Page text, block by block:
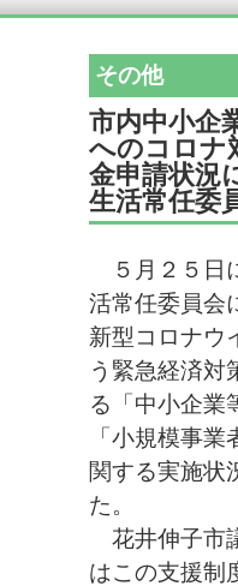
その他
市内中小企
へのコロナ
金申請状
生活常任委
５月２５日
活常任委員会
新型コロナウ
う緊急経済対
る「中小企業
「小規模事
関する実施状
た。
花井伸子市
はこの支援制